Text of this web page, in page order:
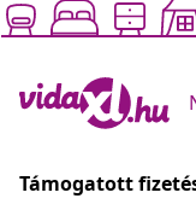
Támogatott